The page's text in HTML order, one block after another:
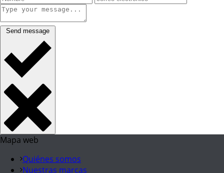
Send message
Mapa web
Quiénes somos
Nuestras marcas